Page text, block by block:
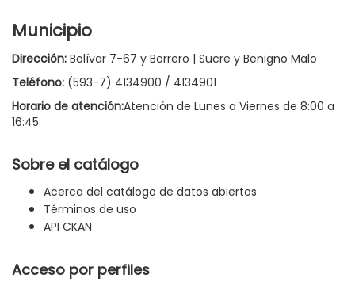
Municipio
Dirección: Bolívar 7-67 y Borrero | Sucre y Benigno Malo
Teléfono: (593-7) 4134900 / 4134901
Horario de atención:Atención de Lunes a Viernes de 8:00 a
16:45
Sobre el catálogo
Acerca del catálogo de datos abiertos
Términos de uso
API CKAN
Acceso por perfiles